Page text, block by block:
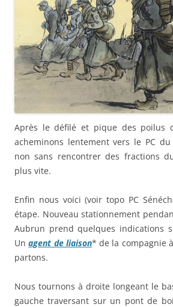
Après le défilé et pique des poilus
acheminons lentement vers le PC du
non sans rencontrer des fractions
plus vite.
Enfin nous voici (voir topo PC
étape. Nouveau stationnement
Aubrun prend quelques indications
Unagent de liaison* de la compagnie
partons.
Nous tournons à droite longeant le
gauche traversant sur un pont de